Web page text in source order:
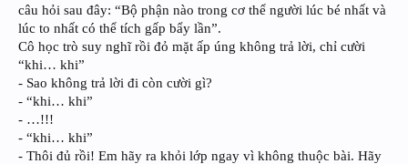
câu hỏi sau đây: “Bộ phận nào trong cơ thể người lúc bé nhất và
lúc to nhất có thể tích gấp bẩy lần”.
Cô học trò suy nghĩ rồi đỏ mặt ấp úng không trả lời, chỉ cười
“khi… khi”
- Sao không trả lời đi còn cười gì?
- “khi… khi”
- …!!!
- “khi… khi”
- Thôi đủ rồi! Em hãy ra khỏi lớp ngay vì không thuộc bài. Hãy